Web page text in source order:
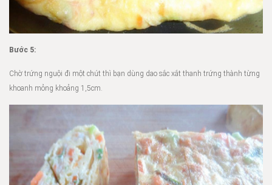
Bước 5:
Chờ trứng nguội đi một chút thì bạn dùng dao sắc xắt thanh trứng thành từng
khoanh mỏng khoảng 1,5cm.